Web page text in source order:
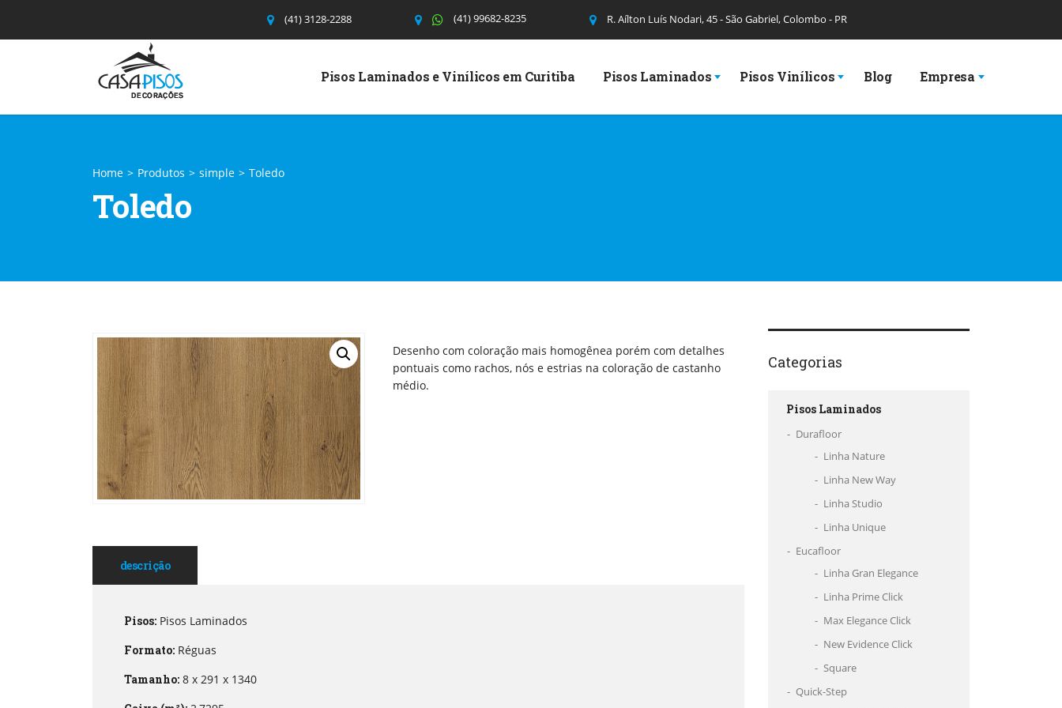
(41) 3128-2288 (41) 99682-8235 R. Aílton Luís Nodari, 45 - São Gabriel, Colombo - PR
Pisos Laminados e Vinílicos em Curitiba Pisos Laminados Pisos Vinílicos Blog Empresa
Home > Produtos > simple > Toledo
Toledo
Desenho com coloração mais homogênea porém com detalhes
pontuais como rachos, nós e estrias na coloração de castanho
médio.
descrição
Pisos: Pisos Laminados
Formato: Réguas
Tamanho: 8 x 291 x 1340
Categorias
Pisos Laminados
Durafloor
Linha Nature
Linha New Way
Linha Studio
Linha Unique
Eucafloor
Linha Gran Elegance
Linha Prime Click
Max Elegance Click
New Evidence Click
Square
Quick-Step